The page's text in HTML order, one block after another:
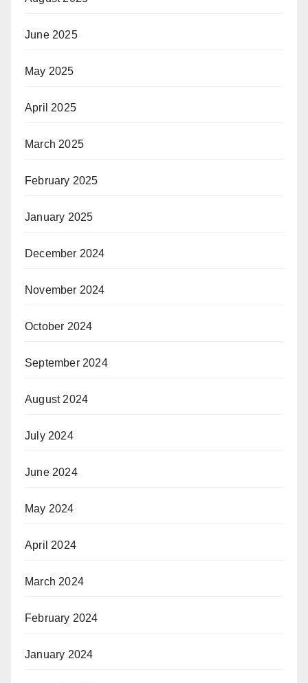
June 2025
May 2025
April 2025
March 2025
February 2025
January 2025
December 2024
November 2024
October 2024
September 2024
August 2024
July 2024
June 2024
May 2024
April 2024
March 2024
February 2024
January 2024